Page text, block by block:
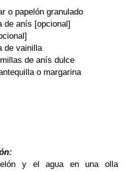
o papelón granulado
de anís [opcional]
de vainilla
de anís dulce
o margarina
y el agua en una olla